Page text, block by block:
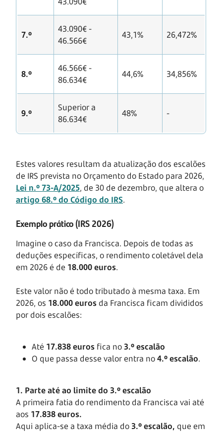
7.º
43.090€ -
46.566€
43,1% 26,472%
8.º
46.566€ -
86.634€
44,6% 34,856%
9.º
Superior a
86.634€
48% -
Estes valores resultam da atualização dos escalões
de IRS prevista no Orçamento do Estado para 2026,
Lei n.º 73-A/2025, de 30 de dezembro, que altera o
artigo 68.º do Código do IRS.
Exemplo prático (IRS 2026)
Imagine o caso da Francisca. Depois de todas as
deduções específicas, o rendimento coletável dela
em 2026 é de 18.000 euros.
Este valor não é todo tributado à mesma taxa. Em
2026, os 18.000 euros da Francisca ficam divididos
por dois escalões:
Até 17.838 euros fica no 3.º escalão
O que passa desse valor entra no4.º escalão.
1. Parte até ao limite do 3.º escalão
A primeira fatia do rendimento da Francisca vai até
aos 17.838 euros.
Aqui aplica-se a taxa média do 3.º escalão, que em